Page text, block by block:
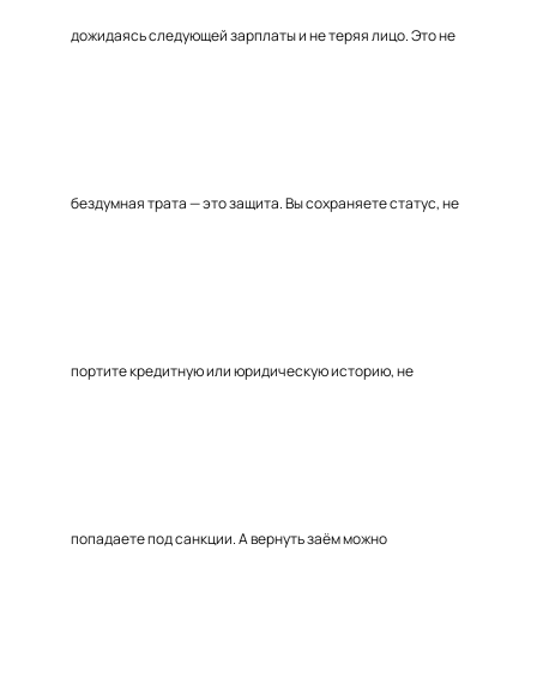
дожидаясь следующей зарплаты и не теряя лицо. Это не
бездумная трата — это защита. Вы сохраняете статус, не
портите кредитную или юридическую историю, не
попадаете под санкции. А вернуть заём можно